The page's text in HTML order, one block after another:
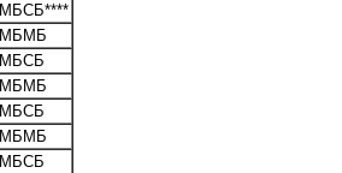
МБСБ****
МБМБ
МБСБ
МБМБ
МБСБ
МБМБ
МБСБ